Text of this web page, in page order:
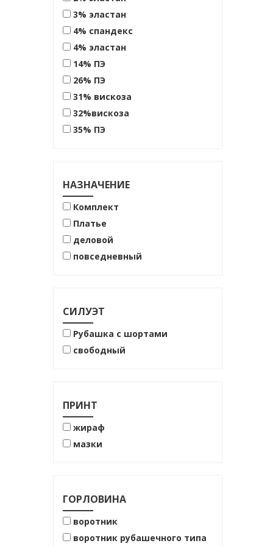
3% эластан
4% спандекс
4% эластан
14% ПЭ
26% ПЭ
31% вискоза
32%вискоза
35% ПЭ
62% вискоза
63% вискоза
65% ПЭ
68%ПЭ
70%вискоза 25% ПЭ 5%
эластан
96%хлопок
НАЗНАЧЕНИЕ
Комплект
Платье
деловой
повседневный
СИЛУЭТ
Рубашка с шортами
свободный
ПРИНТ
жираф
мазки
ГОРЛОВИНА
воротник
воротник рубашечного типа